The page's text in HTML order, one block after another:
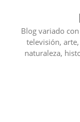
contenidoBlog variado
televisión,
naturaleza,